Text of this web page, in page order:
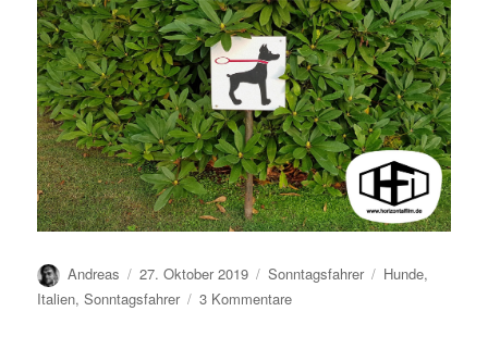
Autor
Andreas
Veröffentlicht
am
27. Oktober 2019 Kategorien
Sonntagsfahrer Schlagwörter
Hunde,
Italien,Sonntagsfahrer 3 Kommentarezu